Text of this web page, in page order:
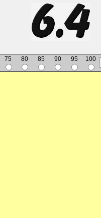
75 80 85 90 95 100